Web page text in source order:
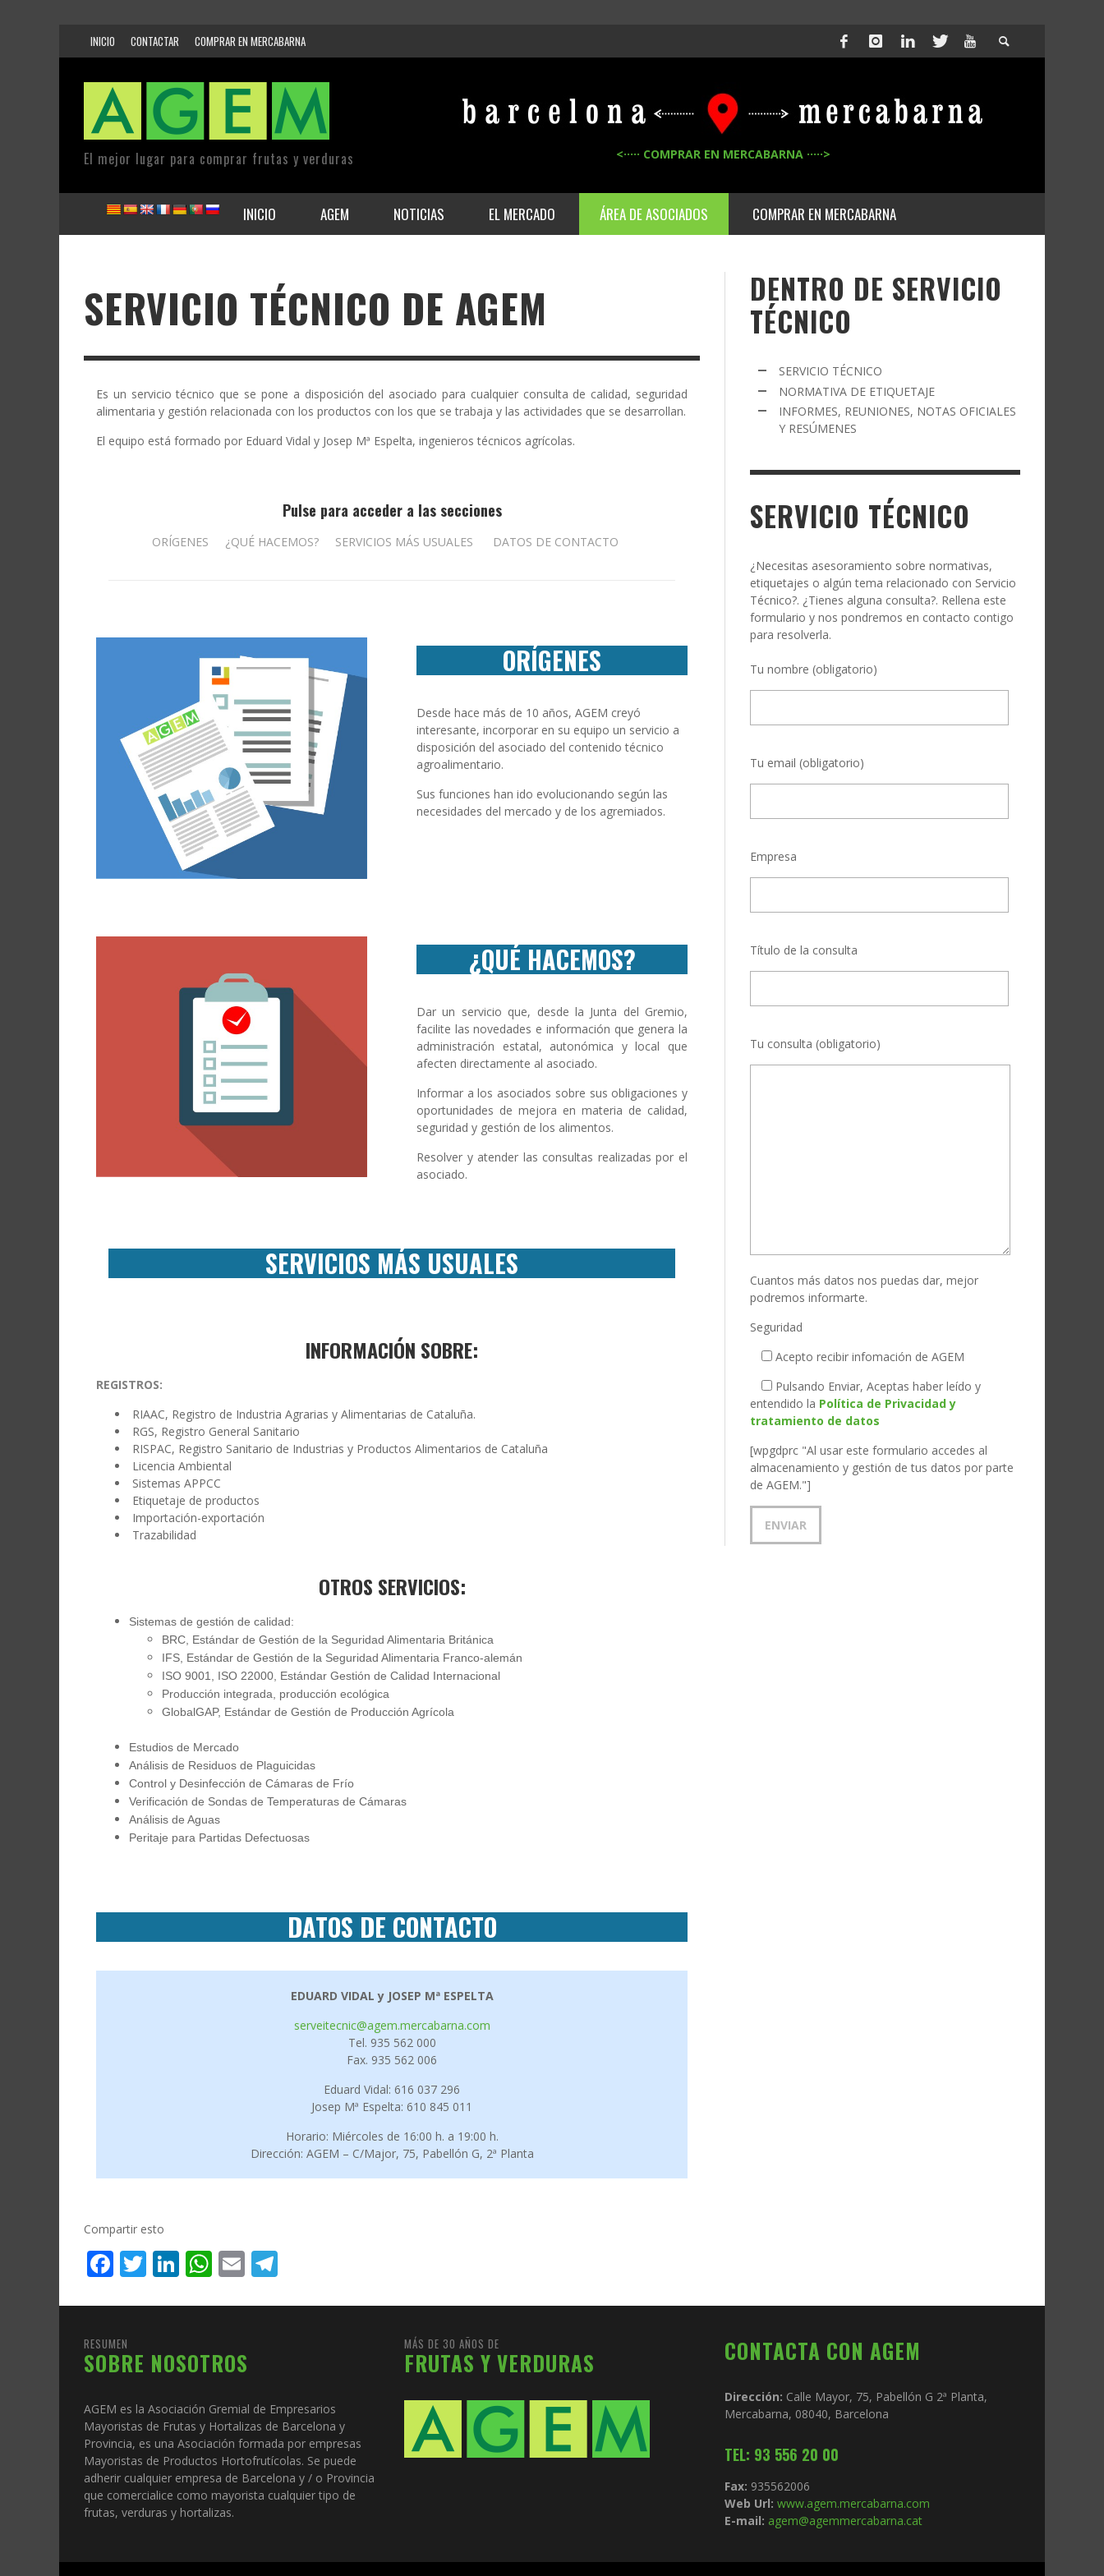
INICIO CONTACTAR COMPRAR EN MERCABARNA
El mejor lugar para comprar frutas y verduras <····· COMPRAR EN MERCABARNA ·····>
INICIO AGEM NOTICIAS EL MERCADO ÁREA DE ASOCIADOS COMPRAR EN MERCABARNA
SERVICIO TÉCNICO DE AGEM
Es un servicio técnico que se pone a disposición del asociado para cualquier consulta de calidad, seguridad
alimentaria y gestión relacionada con los productos con los que se trabaja y las actividades que se desarrollan.
El equipo está formado por Eduard Vidal y Josep Mª Espelta, ingenieros técnicos agrícolas.
Pulse para acceder a las secciones
ORÍGENES ¿QUÉ HACEMOS? SERVICIOS MÁS USUALES DATOS DE CONTACTO
ORÍGENES
Desde hace más de 10 años, AGEM creyó
interesante, incorporar en su equipo un servicio a
disposición del asociado del contenido técnico
agroalimentario.
Sus funciones han ido evolucionando según las
necesidades del mercado y de los agremiados.
¿QUÉ HACEMOS?
Dar un servicio que, desde la Junta del Gremio,
facilite las novedades e información que genera la
administración estatal, autonómica y local que
afecten directamente al asociado.
Informar a los asociados sobre sus obligaciones y
oportunidades de mejora en materia de calidad,
seguridad y gestión de los alimentos.
Resolver y atender las consultas realizadas por el
asociado.
SERVICIOS MÁS USUALES
INFORMACIÓN SOBRE:
REGISTROS:
RIAAC, Registro de Industria Agrarias y Alimentarias de Cataluña.
RGS, Registro General Sanitario
RISPAC, Registro Sanitario de Industrias y Productos Alimentarios de Cataluña
Licencia Ambiental
Sistemas APPCC
Etiquetaje de productos
Importación-exportación
Trazabilidad
OTROS SERVICIOS:
Sistemas de gestión de calidad:
BRC, Estándar de Gestión de la Seguridad Alimentaria Británica
IFS, Estándar de Gestión de la Seguridad Alimentaria Franco-alemán
ISO 9001, ISO 22000, Estándar Gestión de Calidad Internacional
Producción integrada, producción ecológica
GlobalGAP, Estándar de Gestión de Producción Agrícola
Estudios de Mercado
Análisis de Residuos de Plaguicidas
Control y Desinfección de Cámaras de Frío
Verificación de Sondas de Temperaturas de Cámaras
Análisis de Aguas
Peritaje para Partidas Defectuosas
DATOS DE CONTACTO
EDUARD VIDAL y JOSEP Mª ESPELTA
serveitecnic@agem.mercabarna.com
Tel. 935 562 000
Fax. 935 562 006
Eduard Vidal: 616 037 296
Josep Mª Espelta: 610 845 011
Horario: Miércoles de 16:00 h. a 19:00 h.
Dirección: AGEM – C/Major, 75, Pabellón G, 2ª Planta
Compartir esto
Facebook
Twitter
LinkedIn
WhatsApp
Email
DENTRO DE SERVICIO
TÉCNICO
SERVICIO TÉCNICO
NORMATIVA DE ETIQUETAJE
INFORMES, REUNIONES, NOTAS OFICIALES
Y RESÚMENES
SERVICIO TÉCNICO
¿Necesitas asesoramiento sobre normativas,
etiquetajes o algún tema relacionado con Servicio
Técnico?. ¿Tienes alguna consulta?. Rellena este
formulario y nos pondremos en contacto contigo
para resolverla.
Tu nombre (obligatorio)
Tu email (obligatorio)
Empresa
Título de la consulta
Tu consulta (obligatorio)
Cuantos más datos nos puedas dar, mejor
podremos informarte.
Seguridad
Acepto recibir infomación de AGEM
Pulsando Enviar, Aceptas haber leído y
entendido la Política de Privacidad y
tratamiento de datos
[wpgdprc "Al usar este formulario accedes al
almacenamiento y gestión de tus datos por parte
de AGEM."]
RESUMEN
SOBRE NOSOTROS
AGEM es la Asociación Gremial de Empresarios
Mayoristas de Frutas y Hortalizas de Barcelona y
Provincia, es una Asociación formada por empresas
Mayoristas de Productos Hortofrutícolas. Se puede
adherir cualquier empresa de Barcelona y / o Provincia
que comercialice como mayorista cualquier tipo de
frutas, verduras y hortalizas.
MÁS DE 30 AÑOS DE
FRUTAS Y VERDURAS CONTACTA CON AGEM
Dirección: Calle Mayor, 75, Pabellón G 2ª Planta,
Mercabarna, 08040, Barcelona
TEL: 93 556 20 00
Fax: 935562006
Web Url: www.agem.mercabarna.com
E-mail: agem@agemmercabarna.cat